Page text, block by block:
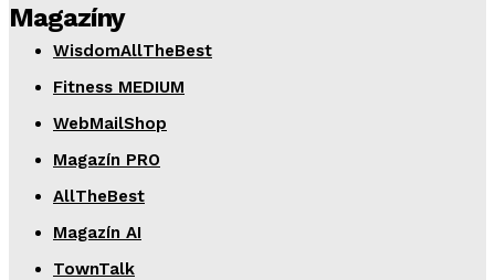
Magazíny
WisdomAllTheBest
Fitness MEDIUM
WebMailShop
Magazín PRO
AllTheBest
Magazín AI
TownTalk